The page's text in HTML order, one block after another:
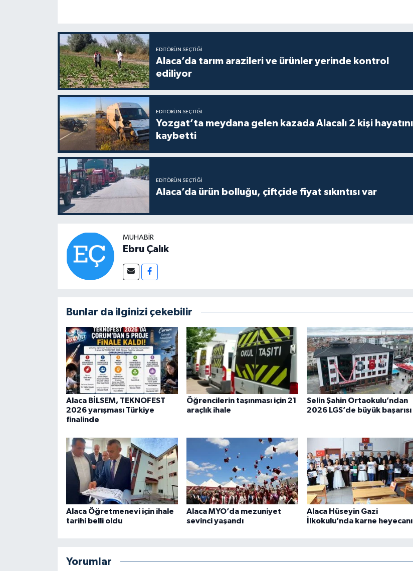
EDITÖRÜN SEÇTIĞI
Alaca’da tarım arazileri ve ürünler yerinde kontrol
ediliyor
EDITÖRÜN SEÇTIĞI
Yozgat’ta meydana gelen kazada Alacalı 2 kişi hayatını
kaybetti
EDITÖRÜN SEÇTIĞI
Alaca’da ürün bolluğu, çiftçide fiyat sıkıntısı var
MUHABIR
Ebru Çalık
Bunlar da ilginizi çekebilir
Alaca BİLSEM, TEKNOFEST
2026 yarışması Türkiye
finalinde
Öğrencilerin taşınması için 21
araçlık ihale
Selin Şahin Ortaokulu’ndan
2026 LGS’de büyük başarısı
Alaca Öğretmenevi için ihale
tarihi belli oldu
Alaca MYO’da mezuniyet
sevinci yaşandı
Alaca Hüseyin Gazi
İlkokulu’nda karne heyecanı
Yorumlar